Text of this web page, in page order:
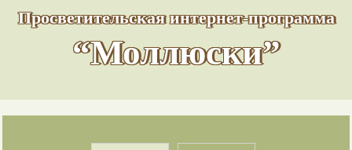
Просветительская интернет-программа
“Моллюски”